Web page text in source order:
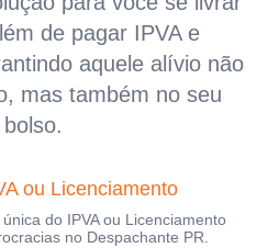
de pagar IPVA e
aquele alívio não
mas também no seu
bolso.
ou Licenciamento
do IPVA ou Licenciamento
no Despachante PR.